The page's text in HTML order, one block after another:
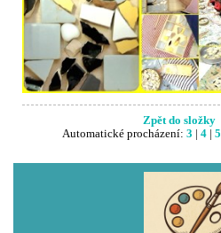
Zpět do složky
Automatické procházení: 3 4| 5